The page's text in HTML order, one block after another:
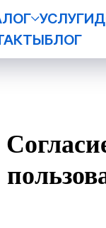
УСЛУГИ
БЛОГ